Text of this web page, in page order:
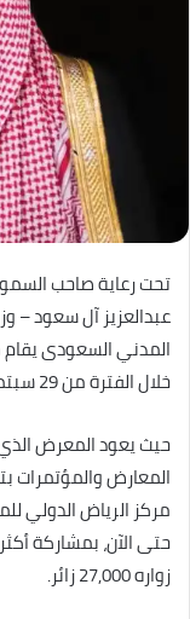
تحت رعاية صاحب
عبدالعزيز آل سعود –
المدني السعودى
خلال الفترة من 29 سبتمبر إلى 1 أكتوبر 2025.
حيث يعود المعرض
المعارض
مركز الرياض الدولي
زواره 27,000 زائر.